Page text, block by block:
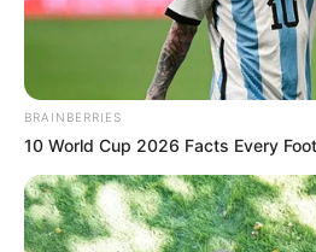
Camino Adelita de Char
Por: Diana Carolina Navarro
Mayo 16, 2022
BRAINBERRIES
10 World Cup 2026 Facts Every